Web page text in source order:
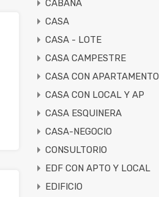
CABAÑA
CASA
CASA - LOTE
CASA CAMPESTRE
CASA CON APARTAMENTO
CASA CON LOCAL Y AP
CASA ESQUINERA
CASA-NEGOCIO
CONSULTORIO
EDF CON APTO Y LOCAL
EDIFICIO